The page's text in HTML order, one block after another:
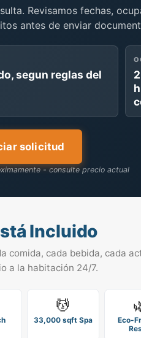
Revisamos fechas,
antes de enviar
segun reglas del
solicitud
- consulte precio actual
Incluido
comida, cada bebida, cada
a la habitación 24/7.
💆
33,000 sqft Spa
Eco-